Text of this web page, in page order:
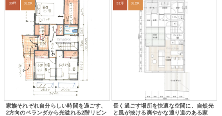
30坪 3LDK
家族それぞれ自分らしい時間を過ごす、
2方向のベランダから光溢れる2階リビン
31坪 3LDK
長く過ごす場所を快適な空間に、自然光
と風が抜ける爽やかな通り道のある家